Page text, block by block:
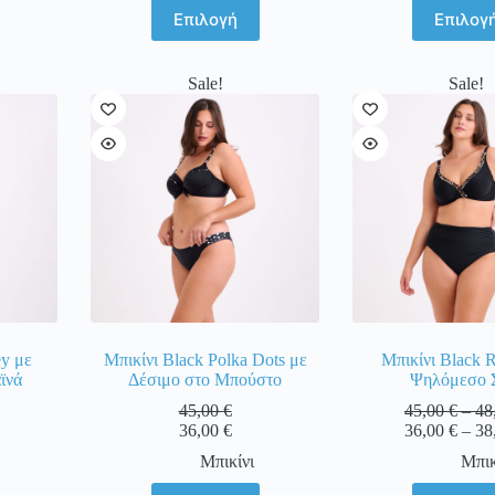
Επιλογή
το
προϊόν
πολλαπλές
παραλλαγές.
Οι
επιλογές
μπορούν
να
επιλεγούν
στη
σελίδα
του
προϊόντος
το
Οι
να
στη
του
με
Sale!
Μπικίνι Black Polka Dots με
Δέσιμο στο Μπούστο
45,00€
36,00 €
Μπικίνι
Sale!
Μπικίνι Black
Ψηλόμεσο
45,00€ –
36,00 € –